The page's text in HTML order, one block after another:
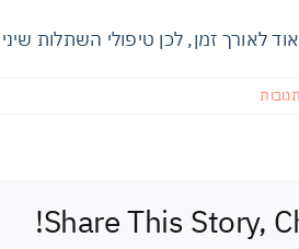
לאורך זמן, לכן טיפולי השתלות
Share This Story,